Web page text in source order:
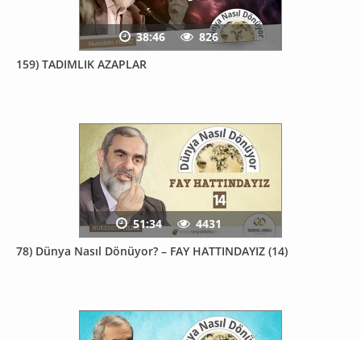
159) TADIMLIK AZAPLAR
38:46 826
78) Dünya Nasıl Dönüyor? – FAY HATTINDAYIZ (14)
51:34 4431